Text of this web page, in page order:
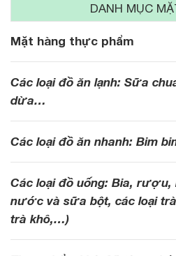
DANH MỤC
Mặt hàng thực phẩm
Các loại đồ ăn lạnh: Sữa
dừa…
Các loại đồ ăn nhanh: Bim
Các loại đồ uống: Bia,
nước và sữa bột, các loại
trà khô,…)